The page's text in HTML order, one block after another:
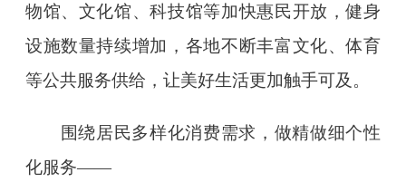
物馆、文化馆、科技馆等加快惠民开放，健身
设施数量持续增加，各地不断丰富文化、体育
等公共服务供给，让美好生活更加触手可及。
围绕居民多样化消费需求，做精做细个性
化服务——